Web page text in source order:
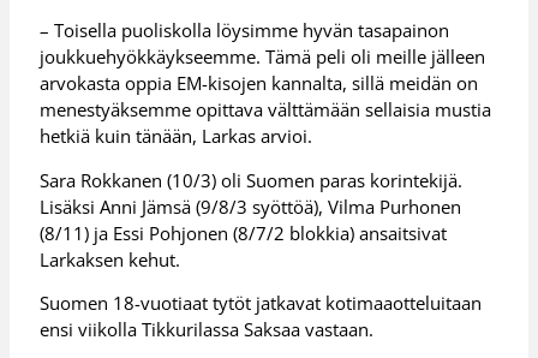
– Toisella puoliskolla löysimme hyvän tasapainon
joukkuehyökkäykseemme. Tämä peli oli meille jälleen
arvokasta oppia EM-kisojen kannalta, sillä meidän on
menestyäksemme opittava välttämään sellaisia mustia
hetkiä kuin tänään, Larkas arvioi.
Sara Rokkanen (10/3) oli Suomen paras korintekijä.
Lisäksi Anni Jämsä (9/8/3 syöttöä), Vilma Purhonen
(8/11) ja Essi Pohjonen (8/7/2 blokkia) ansaitsivat
Larkaksen kehut.
Suomen 18-vuotiaat tytöt jatkavat kotimaaotteluitaan
ensi viikolla Tikkurilassa Saksaa vastaan.